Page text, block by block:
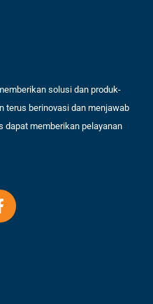
solusi dan produk-
terus berinovasi dan menjawab
dapat memberikan pelayanan